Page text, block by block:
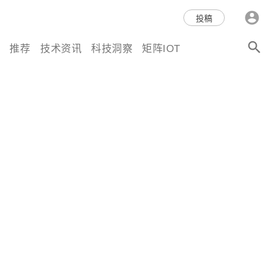
科技互联网,科技,资讯,动态,洞
察,量子,计算,AI,人工智能,机器
投稿
推荐 技术资讯 科技洞察 矩阵IOT